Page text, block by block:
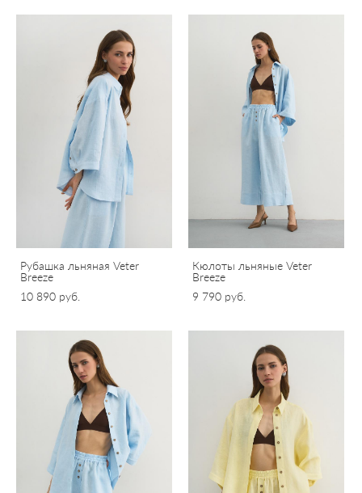
Рубашка льняная Veter
Breeze
10 890 pуб.
Кюлоты льняные Veter
Breeze
9 790 pуб.